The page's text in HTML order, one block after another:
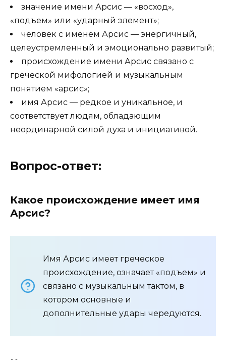
значение имени Арсис — «восход»,
«подъем» или «ударный элемент»;
человек с именем Арсис — энергичный,
целеустремленный и эмоционально развитый;
происхождение имени Арсис связано с
греческой мифологией и музыкальным
понятием «арсис»;
имя Арсис — редкое и уникальное, и
соответствует людям, обладающим
неординарной силой духа и инициативой.
Вопрос-ответ:
Какое происхождение имеет имя
Арсис?
Имя Арсис имеет греческое
происхождение, означает «подъем» и
связано с музыкальным тактом, в
котором основные и
дополнительные удары чередуются.